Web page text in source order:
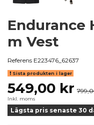
Endurance
m Vest
Referens E223476_62637
Sista produkten i lager
549,00 kr
Inkl. moms
Lägsta pris senaste 30